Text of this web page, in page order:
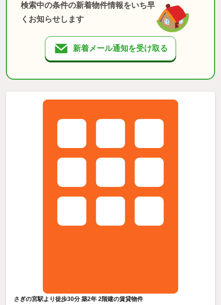
検索中の条件の新着物件情報をいち早
くお知らせします
新着メール通知を受け取る
さぎの宮駅より徒歩30分 築2年 2階建の賃貸物件